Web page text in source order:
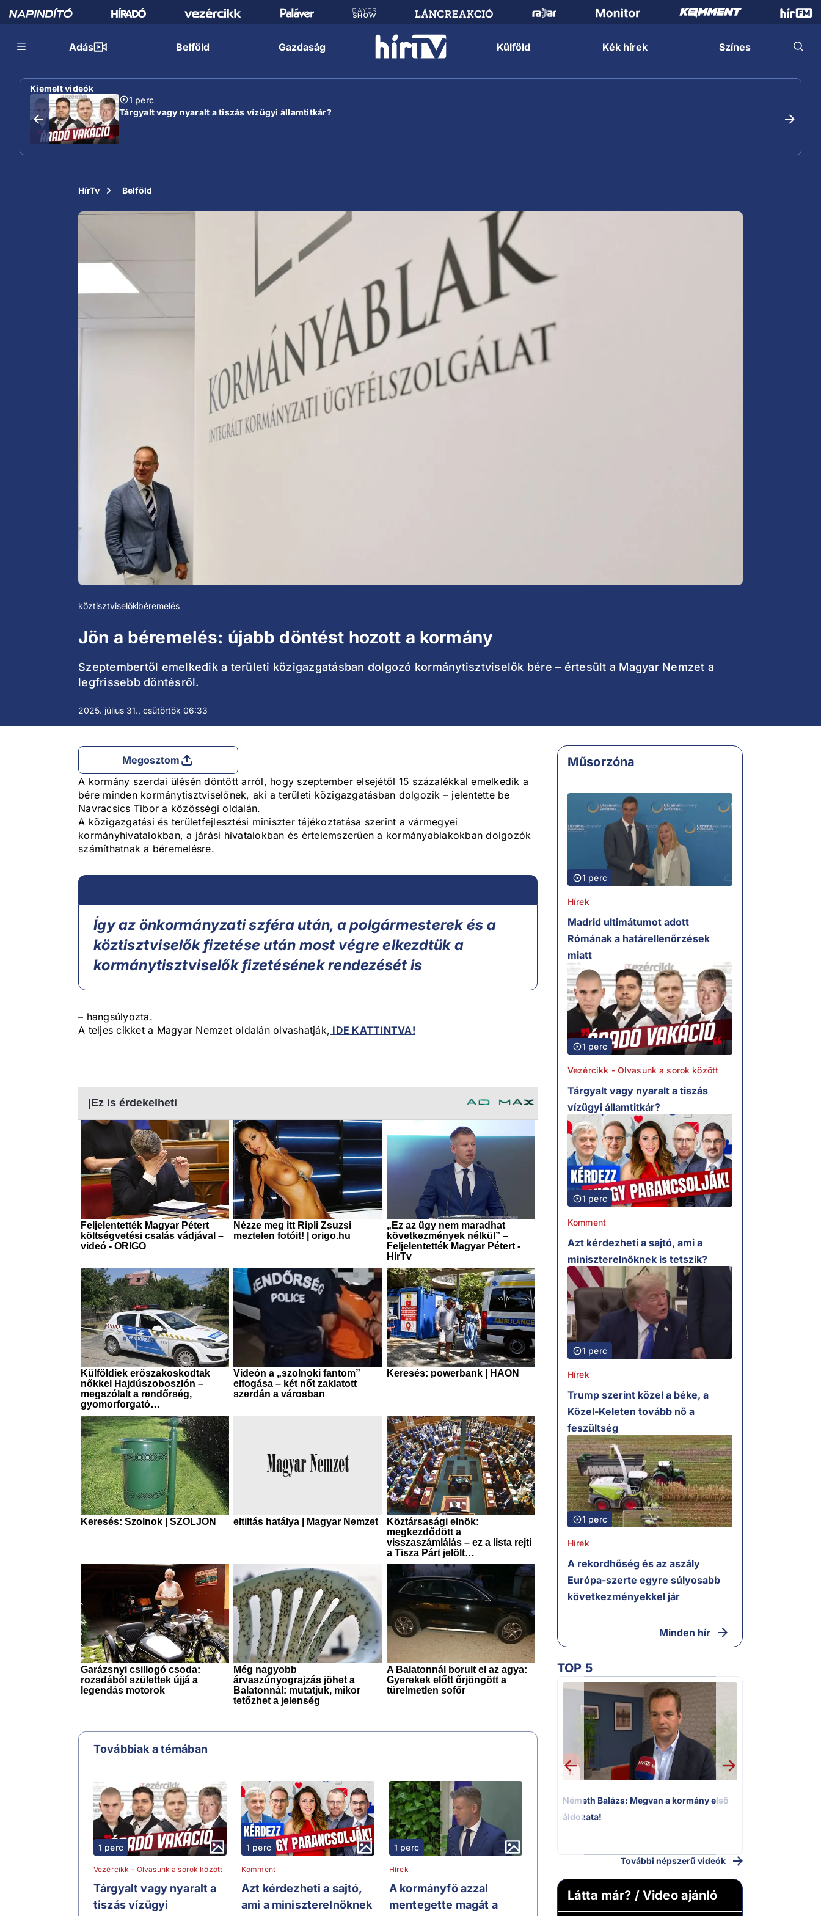
Adás Belföld Gazdaság Külföld Kék hírek Színes
Kiemelt videók
1 perc
Tárgyalt vagy nyaralt a tiszás vízügyi államtitkár?
HírTv Belföld
köztisztviselőkbéremelés
Jön a béremelés: újabb döntést hozott a kormány
Szeptembertől emelkedik a területi közigazgatásban dolgozó kormánytisztviselők bére – értesült a Magyar Nemzet a
legfrissebb döntésről.
2025. július 31., csütörtök 06:33
Megosztom
A kormány szerdai ülésén döntött arról, hogy szeptember elsejétől 15 százalékkal emelkedik a
bére minden kormánytisztviselőnek, aki a területi közigazgatásban dolgozik – jelentette be
Navracsics Tibor a közösségi oldalán.
A közigazgatási és területfejlesztési miniszter tájékoztatása szerint a vármegyei
kormányhivatalokban, a járási hivatalokban és értelemszerűen a kormányablakokban dolgozók
számíthatnak a béremelésre.
Így az önkormányzati szféra után, a polgármesterek és a
köztisztviselők fizetése után most végre elkezdtük a
kormánytisztviselők fizetésének rendezését is
– hangsúlyozta.
A teljes cikket a Magyar Nemzet oldalán olvashatják, IDE KATTINTVA!
Továbbiak a témában
1 perc
Vezércikk - Olvasunk a sorok között
Tárgyalt vagy nyaralt a
tiszás vízügyi
1 perc
Komment
Azt kérdezheti a sajtó,
ami a miniszterelnöknek
1 perc
Hírek
A kormányfő azzal
mentegette magát a
Műsorzóna
1 perc
Hírek
Madrid ultimátumot adott
Rómának a határellenőrzések
miatt
1 perc
Vezércikk - Olvasunk a sorok között
Tárgyalt vagy nyaralt a tiszás
vízügyi államtitkár?
1 perc
Komment
Azt kérdezheti a sajtó, ami a
miniszterelnöknek is tetszik?
1 perc
Hírek
Trump szerint közel a béke, a
Közel-Keleten tovább nő a
feszültség
1 perc
Hírek
A rekordhőség és az aszály
Európa-szerte egyre súlyosabb
következményekkel jár
Minden hír
TOP 5
1.
Németh Balázs: Megvan a kormány első
áldozata!
További népszerű videók
Látta már? / Video ajánló